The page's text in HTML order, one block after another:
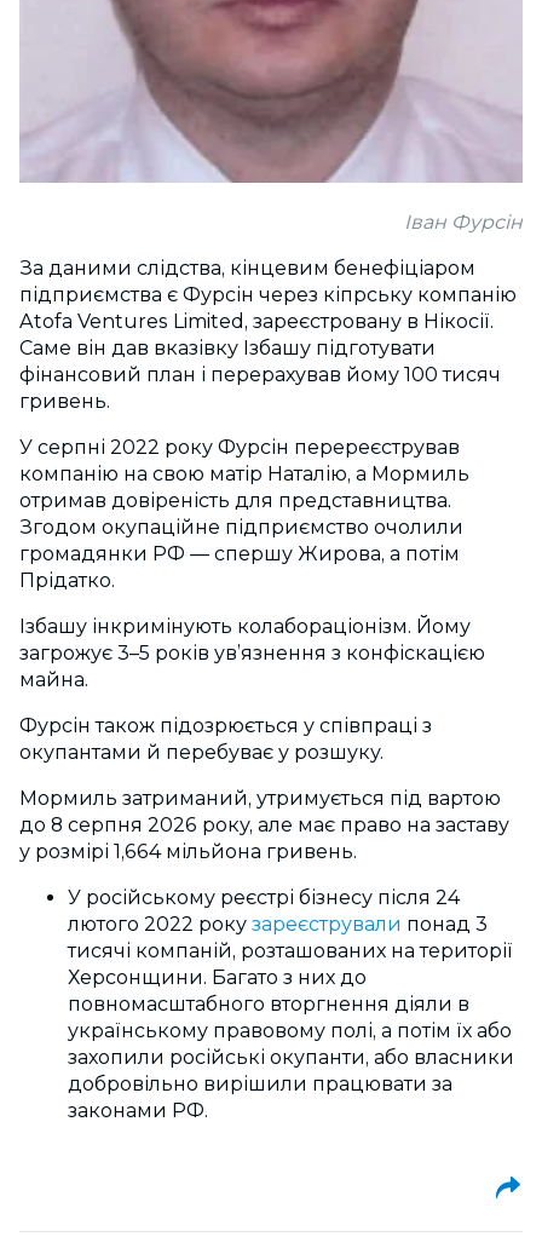
Іван Фурсін
За даними слідства, кінцевим бенефіціаром
підприємства є Фурсін через кіпрську компанію
Atofa Ventures Limited, зареєстровану в Нікосії.
Саме він дав вказівку Ізбашу підготувати
фінансовий план і перерахував йому 100 тисяч
гривень.
У серпні 2022 року Фурсін перереєстрував
компанію на свою матір Наталію, а Мормиль
отримав довіреність для представництва.
Згодом окупаційне підприємство очолили
громадянки РФ — спершу Жирова, а потім
Прідатко.
Ізбашу інкримінують колабораціонізм. Йому
загрожує 3–5 років ув’язнення з конфіскацією
майна.
Фурсін також підозрюється у співпраці з
окупантами й перебуває у розшуку.
Мормиль затриманий, утримується під вартою
до 8 серпня 2026 року, але має право на заставу
у розмірі 1,664 мільйона гривень.
У російському реєстрі бізнесу після 24
лютого 2022 року зареєстрували понад 3
тисячі компаній, розташованих на території
Херсонщини. Багато з них до
повномасштабного вторгнення діяли в
українському правовому полі, а потім їх або
захопили російські окупанти, або власники
добровільно вирішили працювати за
законами РФ.